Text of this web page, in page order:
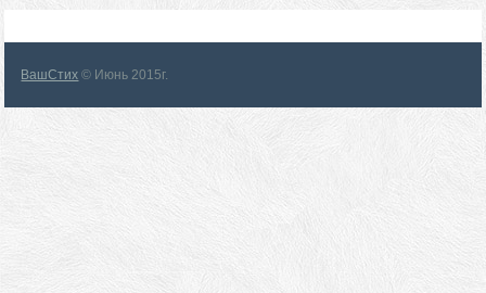
ВашСтих © Июнь 2015г.